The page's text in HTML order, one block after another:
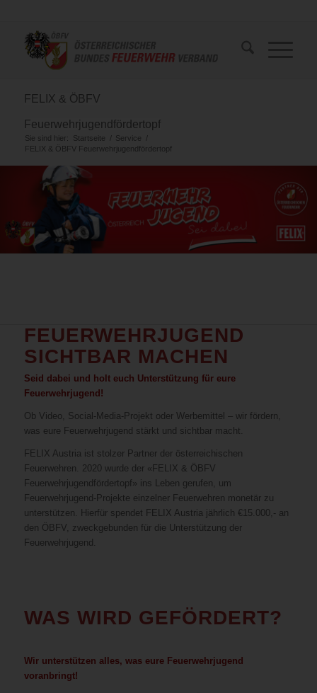
FELIX & ÖBFV
Feuerwehrjugendfördertopf
Sie sind hier: Startseite / Service
/
FELIX & ÖBFV Feuerwehrjugendfördertopf
FEUERWEHRJUGEND
SICHTBAR MACHEN
Seid dabei und holt euch Unterstützung für eure
Feuerwehrjugend!
Ob Video, Social-Media-Projekt oder Werbemittel – wir fördern,
was eure Feuerwehrjugend stärkt und sichtbar macht.
FELIX Austria ist stolzer Partner der österreichischen
Feuerwehren. 2020 wurde der «FELIX & ÖBFV
Feuerwehrjugendfördertopf» ins Leben gerufen, um
Feuerwehrjugend-Projekte einzelner Feuerwehren monetär zu
unterstützen. Hierfür spendet FELIX Austria jährlich €15.000,- an
den ÖBFV, zweckgebunden für die Unterstützung der
Feuerwehrjugend.
WAS WIRD GEFÖRDERT?
Wir unterstützen alles, was eure Feuerwehrjugend
voranbringt!